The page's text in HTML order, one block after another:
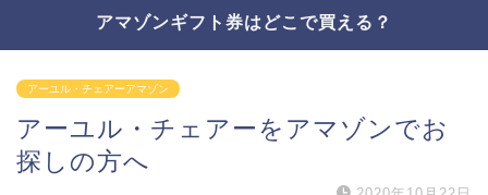
アマゾンギフト券はどこで買える？
アーユル・チェアーアマゾン
アーユル・チェアーをアマゾンでお
探しの方へ